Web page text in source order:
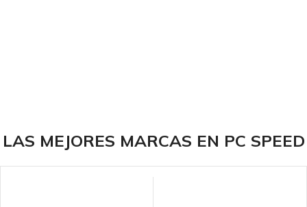
LAS MEJORES MARCAS EN PC SPEED